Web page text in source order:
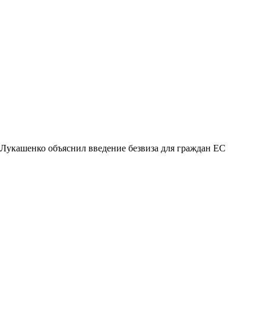
Лукашенко объяснил введение безвиза для граждан ЕС